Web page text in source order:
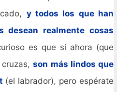
y todos los que han
desean realmente cosas
es que si ahora (que
cruzas,son más lindos que
(el labrador), pero espérate